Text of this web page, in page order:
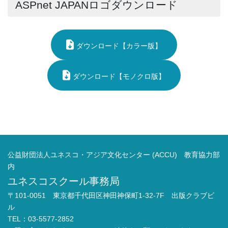
ASPnet JAPANロゴダウンロード
ダウンロード【カラー版】
ダウンロード【モノクロ版】
公益財団法人ユネスコ・アジア文化センター (ACCU) 教育協力部
内
ユネスコスクール事務局
〒101-0051 東京都千代田区神田神保町1-32-7F 出版クラブビ
ル
TEL：03-5577-2852